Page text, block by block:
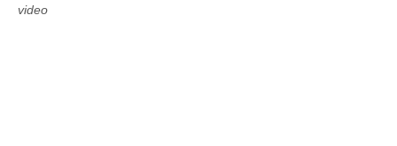
video